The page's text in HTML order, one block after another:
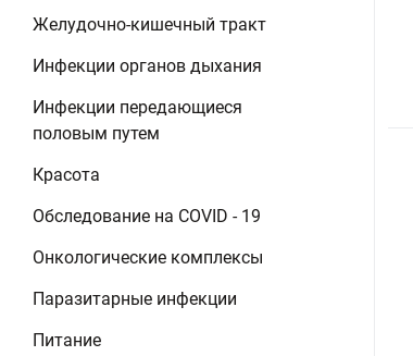
Желудочно-кишечный тракт
Инфекции органов дыхания
Инфекции передающиеся
половым путем
Красота
Обследование на COVID - 19
Онкологические комплексы
Паразитарные инфекции
Питание